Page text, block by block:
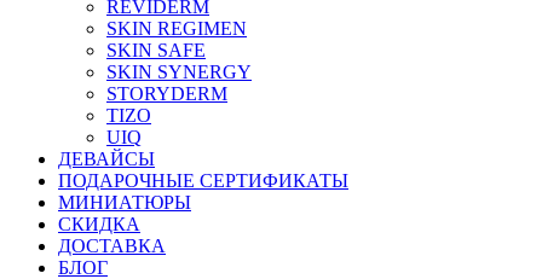
REVIDERM
SKIN REGIMEN
SKIN SAFE
SKIN SYNERGY
STORYDERM
TIZO
UIQ
ДЕВАЙСЫ
ПОДАРОЧНЫЕ СЕРТИФИКАТЫ
МИНИАТЮРЫ
СКИДКА
ДОСТАВКА
БЛОГ